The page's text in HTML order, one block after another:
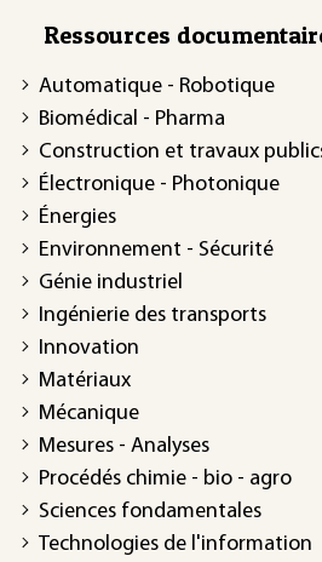
Ressources
Automatique - Robotique
Biomédical - Pharma
Construction et travaux
Électronique - Photonique
Énergies
Environnement - Sécurité
Génie industriel
Ingénierie des transports
Innovation
Matériaux
Mécanique
Mesures - Analyses
Procédés chimie - bio - agro
Sciences fondamentales
Technologies de l'information